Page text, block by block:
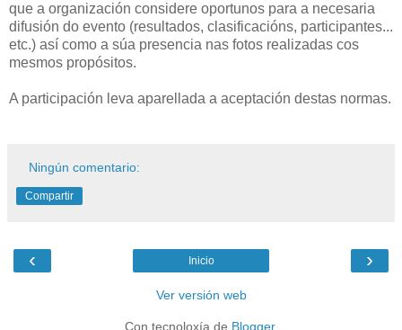
que a organización considere oportunos para a necesaria
difusión do evento (resultados, clasificacións, participantes...
etc.) así como a súa presencia nas fotos realizadas cos
mesmos propósitos.
A participación leva aparellada a aceptación destas normas.
Ningún comentario:
Compartir
‹ ›
Inicio
Ver versión web
Con tecnoloxía de Blogger.